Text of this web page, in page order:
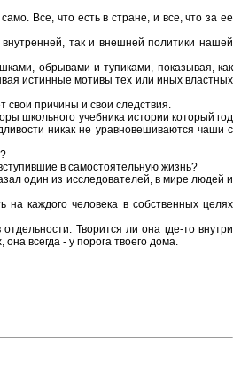
Все, что есть в стране, и все, что за ее
так и внешней политики нашей
обрывами и тупиками, показывая, как
истинные мотивы тех или иных властных
свои причины и свои следствия.
школьного учебника истории который год
никак не уравновешиваются чаши с
в самостоятельную жизнь?
один из исследователей, в мире людей и
на каждого человека в собственных целях
Творится ли она где-то внутри
всегда - у порога твоего дома.